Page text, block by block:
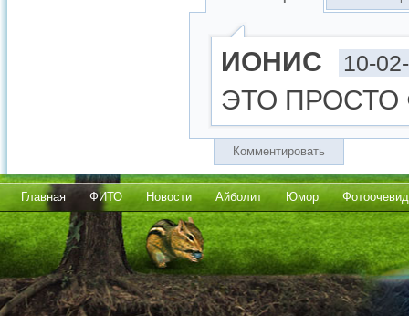
ИОНИС 10-
ЭТО ПРОСТО
Комментировать
Главная ФИТО Новости Айболит Юмор